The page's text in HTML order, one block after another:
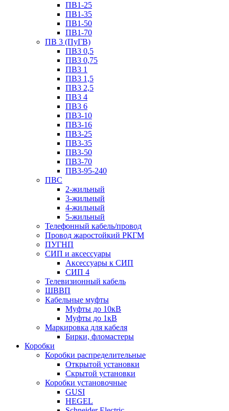
ПВ1-25
ПВ1-35
ПВ1-50
ПВ1-70
ПВ 3 (ПуГВ)
ПВ3 0,5
ПВ3 0,75
ПВ3 1
ПВ3 1,5
ПВ3 2,5
ПВ3 4
ПВ3 6
ПВ3-10
ПВ3-16
ПВ3-25
ПВ3-35
ПВ3-50
ПВ3-70
ПВ3-95-240
ПВС
2-жильный
3-жильный
4-жильный
5-жильный
Телефонный кабель/провод
Провод жаростойкий РКГМ
ПУГНП
СИП и аксессуары
Аксессуары к СИП
СИП 4
Телевизионный кабель
ШВВП
Кабельные муфты
Муфты до 10кВ
Муфты до 1кВ
Маркировка для кабеля
Бирки, фломастеры
Коробки
Коробки распределительные
Открытой установки
Скрытой установки
Коробки установочные
GUSI
HEGEL